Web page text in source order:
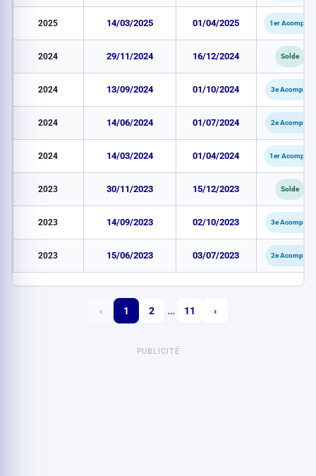
2025 14/03/2025 01/04/2025 1er Acompte
2024 29/11/2024 16/12/2024 Solde
2024 13/09/2024 01/10/2024 3e Acompte
2024 14/06/2024 01/07/2024 2e Acompte
2024 14/03/2024 01/04/2024 1er Acompte
2023 30/11/2023 15/12/2023 Solde
2023 14/09/2023 02/10/2023 3e Acompte
2023 15/06/2023 03/07/2023 2e Acompte
‹ 1 2 … 11 ›
PUBLICITÉ